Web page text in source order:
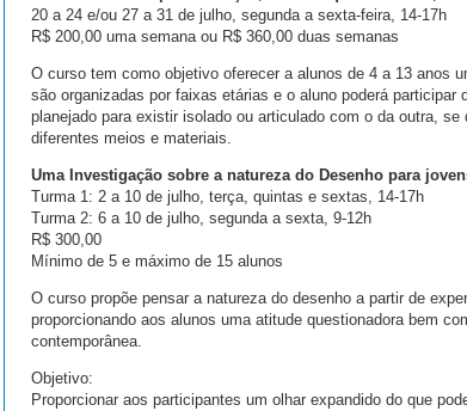
20 a 24 e/ou 27 a 31 de julho, segunda a sexta-feira, 14-17h
R$ 200,00 uma semana ou R$ 360,00 duas semanas
O curso tem como objetivo oferecer a alunos de 4 a 13 anos
são organizadas por faixas etárias e o aluno poderá
planejado para existir isolado ou articulado com o da outra,
diferentes meios e materiais.
Uma Investigação sobre a natureza do Desenho para
Turma 1: 2 a 10 de julho, terça, quintas e sextas, 14-17h
Turma 2: 6 a 10 de julho, segunda a sexta, 9-12h
R$ 300,00
Mínimo de 5 e máximo de 15 alunos
O curso propõe pensar a natureza do desenho a partir de
proporcionando aos alunos uma atitude questionadora bem
contemporânea.
Objetivo:
Proporcionar aos participantes um olhar expandido do que